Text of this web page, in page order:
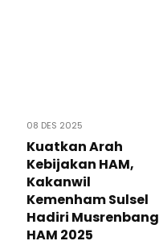
08 DES 2025
Kuatkan Arah
Kebijakan HAM,
Kakanwil
Kemenham Sulsel
Hadiri Musrenbang
HAM 2025